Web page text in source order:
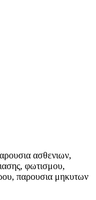
ασθενιων,
φωτισμου,
παρουσια μηκυτων